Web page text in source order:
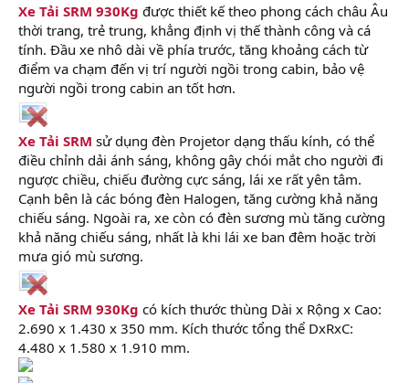
Xe Tải SRM 930Kg được thiết kế theo phong cách châu Âu
thời trang, trẻ trung, khẳng định vị thế thành công và cá
tính. Đầu xe nhô dài về phía trước, tăng khoảng cách từ
điểm va chạm đến vị trí người ngồi trong cabin, bảo vệ
người ngồi trong cabin an tốt hơn.
Xe Tải SRM sử dụng đèn Projetor dạng thấu kính, có thể
điều chỉnh dải ánh sáng, không gây chói mắt cho người đi
ngược chiều, chiếu đường cực sáng, lái xe rất yên tâm.
Cạnh bên là các bóng đèn Halogen, tăng cường khả năng
chiếu sáng. Ngoài ra, xe còn có đèn sương mù tăng cường
khả năng chiếu sáng, nhất là khi lái xe ban đêm hoặc trời
mưa gió mù sương.
Xe Tải SRM 930Kg có kích thước thùng Dài x Rộng x Cao:
2.690 x 1.430 x 350 mm. Kích thước tổng thể DxRxC:
4.480 x 1.580 x 1.910 mm.